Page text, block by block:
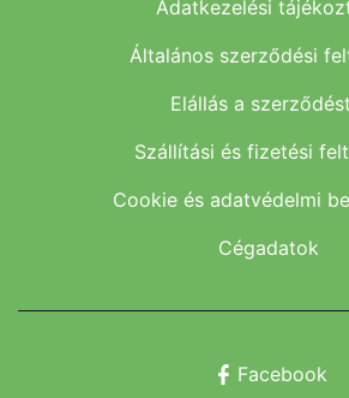
Adatkezelési
Általános szerződési
Elállás a
Szállítási és fizetési
Cookie és adatvédelmi
Cégadatok
Facebook